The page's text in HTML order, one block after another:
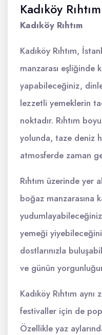
Kadıköy Rıhtım
Kadıköy Rıhtım
Kadıköy Rıhtım,
manzarası eşliğinde
yapabileceğiniz,
lezzetli yemeklerin
noktadır. Rıhtım
yolunda, taze deniz
atmosferde zaman
Rıhtım üzerinde yer
boğaz manzarasına
yemeği
dostlarınızla
ve günün
Kadıköy Rıhtım
festivaller için de
Özellikle yaz